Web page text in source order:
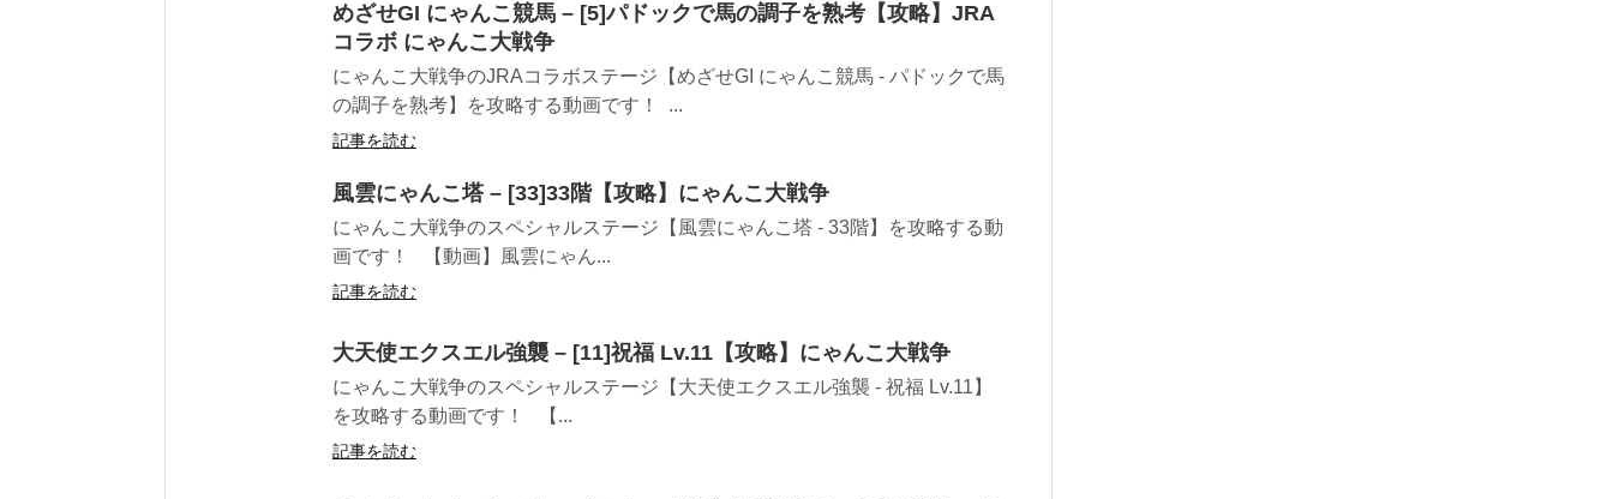
めざせGI にゃんこ競馬 – [5]パドックで馬の調子を熟考【攻略】JRA
コラボ にゃんこ大戦争
にゃんこ大戦争のJRAコラボステージ【めざせGI にゃんこ競馬 - パドックで馬
の調子を熟考】を攻略する動画です！ ...
記事を読む
風雲にゃんこ塔 – [33]33階【攻略】にゃんこ大戦争
にゃんこ大戦争のスペシャルステージ【風雲にゃんこ塔 - 33階】を攻略する動
画です！ 【動画】風雲にゃん...
記事を読む
大天使エクスエル強襲 – [11]祝福 Lv.11【攻略】にゃんこ大戦争
にゃんこ大戦争のスペシャルステージ【大天使エクスエル強襲 - 祝福 Lv.11】
を攻略する動画です！ 【...
記事を読む